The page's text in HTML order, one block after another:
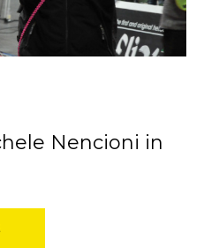
Nencioni in